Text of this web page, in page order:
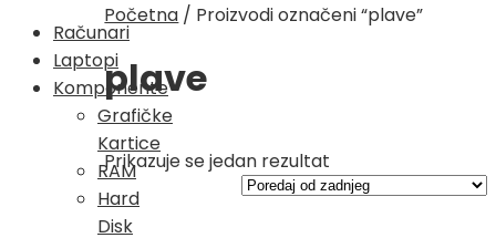
Računari
Laptopi
Komponente
Grafičke
Kartice
RAM
Hard
Disk
Početna / Proizvodi označeni “plave”
plave
Prikazuje se jedan rezultat